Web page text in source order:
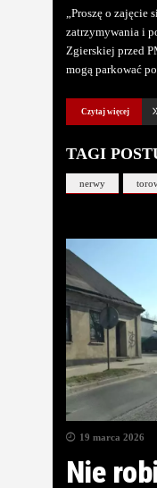
„Proszę o zajęcie
zatrzymywania i
Zgierskiej przed
mogą parkować
Czytaj więcej
TAGI
nerwy
19 marca 2026
Nie